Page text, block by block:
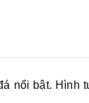
nổi bật. Hình